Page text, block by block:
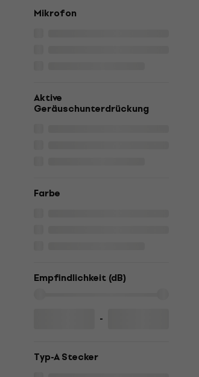
Mikrofon
Aktive
Geräuschunterdrückung
Farbe
Empfindlichkeit (dB)
-
Typ-A Stecker